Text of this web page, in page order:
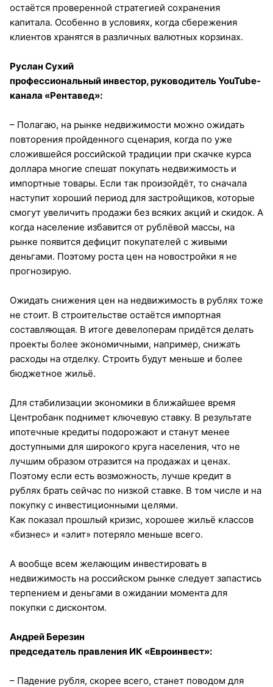
остаётся проверенной стратегией сохранения
капитала. Особенно в условиях, когда сбережения
клиентов хранятся в различных валютных корзинах.
Руслан Сухий
профессиональный инвестор, руководитель YouTube-
канала «Рентавед»:
– Полагаю, на рынке недвижимости можно ожидать
повторения пройденного сценария, когда по уже
сложившейся российской традиции при скачке курса
доллара многие спешат покупать недвижимость и
импортные товары. Если так произойдёт, то сначала
наступит хороший период для застройщиков, которые
смогут увеличить продажи без всяких акций и скидок. А
когда население избавится от рублёвой массы, на
рынке появится дефицит покупателей с живыми
деньгами. Поэтому роста цен на новостройки я не
прогнозирую.
Ожидать снижения цен на недвижимость в рублях тоже
не стоит. В строительстве остаётся импортная
составляющая. В итоге девелоперам придётся делать
проекты более экономичными, например, снижать
расходы на отделку. Строить будут меньше и более
бюджетное жильё.
Для стабилизации экономики в ближайшее время
Центробанк поднимет ключевую ставку. В результате
ипотечные кредиты подорожают и станут менее
доступными для широкого круга населения, что не
лучшим образом отразится на продажах и ценах.
Поэтому если есть возможность, лучше кредит в
рублях брать сейчас по низкой ставке. В том числе и на
покупку с инвестиционными целями.
Как показал прошлый кризис, хорошее жильё классов
«бизнес» и «элит» потеряло меньше всего.
А вообще всем желающим инвестировать в
недвижимость на российском рынке следует запастись
терпением и деньгами в ожидании момента для
покупки с дисконтом.
Андрей Березин
председатель правления ИК «Евроинвест»:
– Падение рубля, скорее всего, станет поводом для